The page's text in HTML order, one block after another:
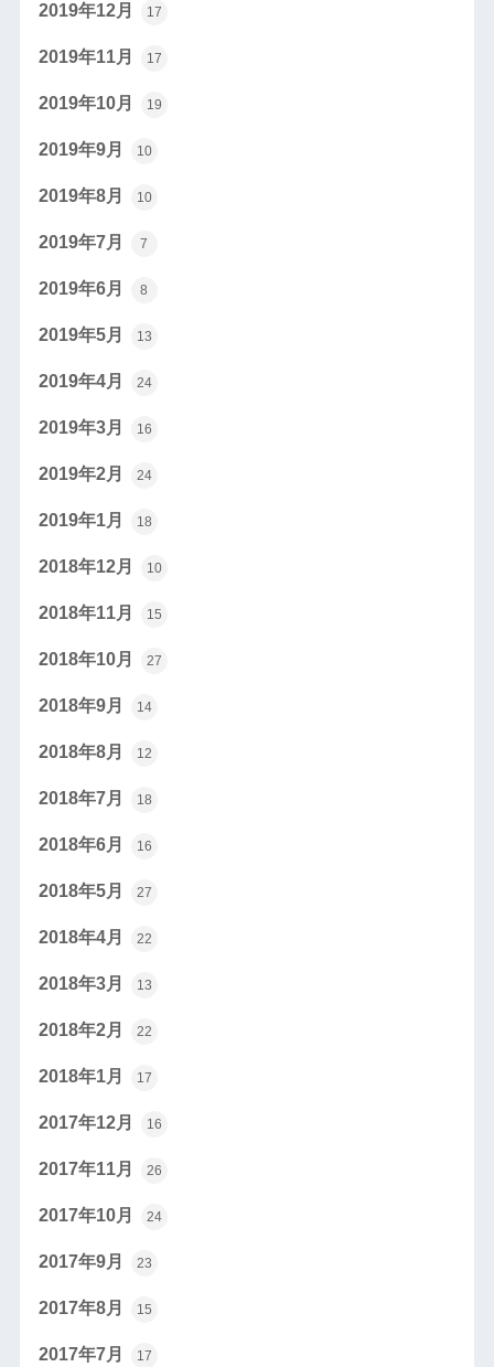
2019年12月 17
2019年11月 17
2019年10月 19
2019年9月 10
2019年8月 10
2019年7月 7
2019年6月 8
2019年5月 13
2019年4月 24
2019年3月 16
2019年2月 24
2019年1月 18
2018年12月 10
2018年11月 15
2018年10月 27
2018年9月 14
2018年8月 12
2018年7月 18
2018年6月 16
2018年5月 27
2018年4月 22
2018年3月 13
2018年2月 22
2018年1月 17
2017年12月 16
2017年11月 26
2017年10月 24
2017年9月 23
2017年8月 15
2017年7月 17